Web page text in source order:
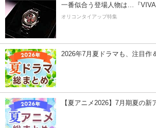
一番似合う登場人物は…『
オリコンタイアップ特集
2026年7月夏ドラマも、注目作
【夏アニメ2026】7月期夏の新